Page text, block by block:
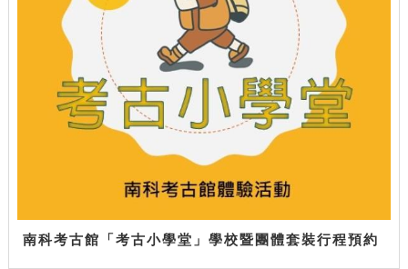
南科考古館「考古小學堂」學校暨團體套裝行程預約